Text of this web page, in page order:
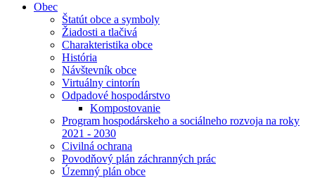
Obec
Štatút obce a symboly
Žiadosti a tlačivá
Charakteristika obce
História
Návštevník obce
Virtuálny cintorín
Odpadové hospodárstvo
Kompostovanie
Program hospodárskeho a sociálneho rozvoja na roky
2021 - 2030
Civilná ochrana
Povodňový plán záchranných prác
Územný plán obce